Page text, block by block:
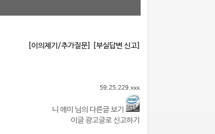
[이의제기/추가질문] [부실답변 신고]
59.25.229.xxx
니 애미 님의 다른글 보기
이글 광고글로 신고하기